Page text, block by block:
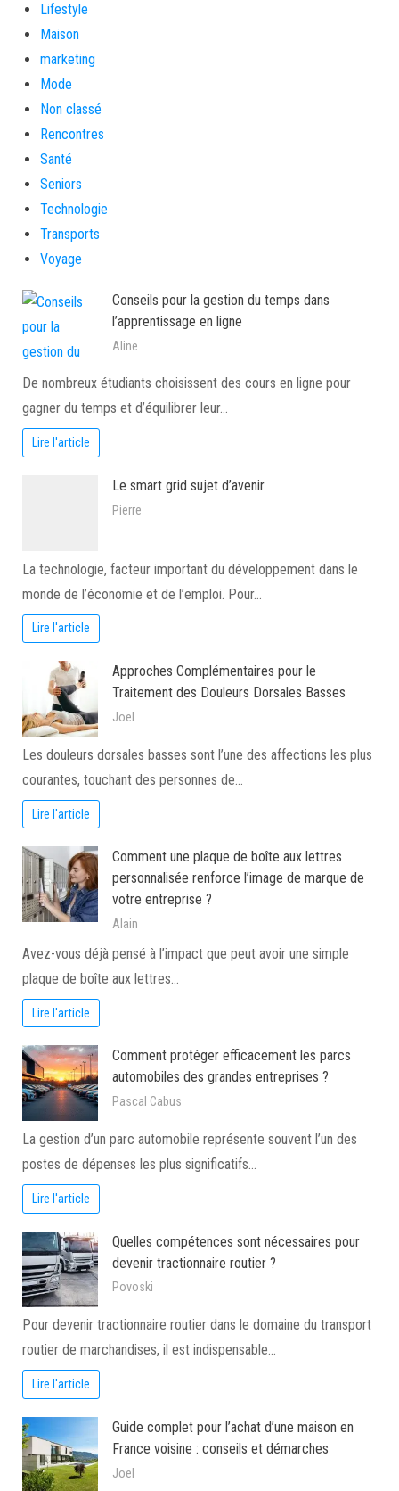
Lifestyle
Maison
marketing
Mode
Non classé
Rencontres
Santé
Seniors
Technologie
Transports
Voyage
Conseils pour la gestion du temps dans
l’apprentissage en ligne
Aline
De nombreux étudiants choisissent des cours en ligne pour
gagner du temps et d’équilibrer leur…
Lire l'article
Le smart grid sujet d’avenir
Pierre
La technologie, facteur important du développement dans le
monde de l’économie et de l’emploi. Pour…
Lire l'article
Approches Complémentaires pour le
Traitement des Douleurs Dorsales Basses
Joel
Les douleurs dorsales basses sont l’une des affections les plus
courantes, touchant des personnes de…
Lire l'article
Comment une plaque de boîte aux lettres
personnalisée renforce l’image de marque de
votre entreprise ?
Alain
Avez-vous déjà pensé à l’impact que peut avoir une simple
plaque de boîte aux lettres…
Lire l'article
Comment protéger efficacement les parcs
automobiles des grandes entreprises ?
Pascal Cabus
La gestion d’un parc automobile représente souvent l’un des
postes de dépenses les plus significatifs…
Lire l'article
Quelles compétences sont nécessaires pour
devenir tractionnaire routier ?
Povoski
Pour devenir tractionnaire routier dans le domaine du transport
routier de marchandises, il est indispensable…
Lire l'article
Guide complet pour l’achat d’une maison en
France voisine : conseils et démarches
Joel